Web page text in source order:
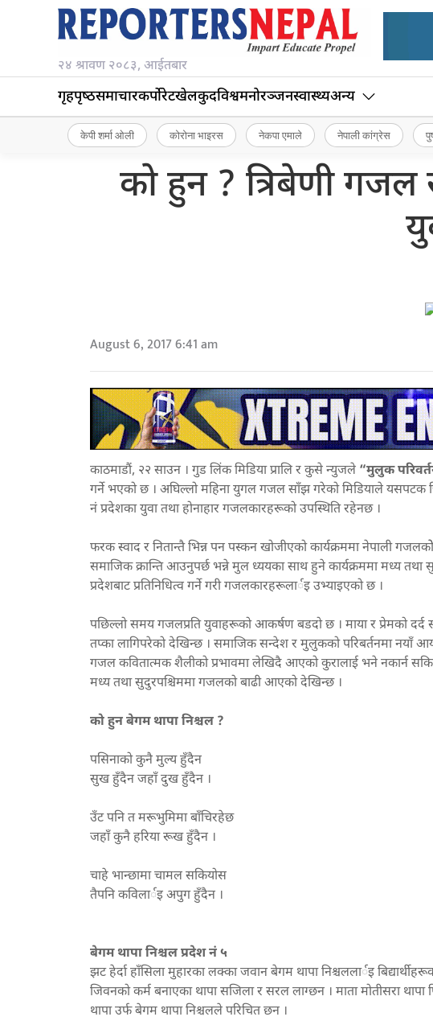
२४ श्रावण २०८३, आईतबार
गृहपृष्‍ठसमाचारकर्पोरेटखेलकुदविश्वमनोरञ्जनस्वास्थ्यअन्य
केपी शर्मा ओली कोरोना भाइरस नेकपा एमाले नेपाली कांग्रेस
को हुन ? त्रिबेणी गजल
August 6, 2017 6:41 am
काठमाडौं, २२ साउन । गुड लिंक मिडिया प्रालि र कुसे न्युजले “मुलुक
गर्ने भएको छ । अघिल्लो महिना युगल गजल साँझ गरेको मिडियाले यसपटक
नं प्रदेशका युवा तथा होनाहार गजलकारहरूको उपस्थिति रहेनछ ।
फरक स्वाद र नितान्तै भिन्न पन पस्कन खोजीएको कार्यक्रममा नेपाली
समाजिक क्रान्ति आउनुपर्छ भन्ने मुल ध्ययका साथ हुने कार्यक्रममा मध्य तथा
प्रदेशबाट प्रतिनिधित्व गर्ने गरी गजलकारहरूलार्इ उभ्याइएको छ ।
पछिल्लो समय गजलप्रति युवाहरूको आकर्षण बडदो छ । माया र प्रेमको दर्द
तप्का लागिपरेको देखिन्छ । समाजिक सन्देश र मुलुकको परिबर्तनमा नयाँ
गजल कवितात्मक शैलीको प्रभावमा लेखिदै आएको कुरालाई भने नकार्न
मध्य तथा सुदुरपश्चिममा गजलको बाढी आएको देखिन्छ ।
को हुन बेगम थापा निश्चल ?
पसिनाको कुनै मुल्य हुँदैन
सुख हुँदैन जहाँ दुख हुँदैन ।
उँट पनि त मरूभुमिमा बाँचिरहेछ
जहाँ कुनै हरिया रूख हुँदैन ।
चाहे भान्छामा चामल सकियोस
तैपनि कविलार्इ अपुग हुँदैन ।
बेगम थापा निश्चल प्रदेश नं ५
झट हेर्दा हाँसिला मुहारका लक्का जवान बेगम थापा निश्चललार्इ
जिवनको कर्म बनाएका थापा सजिला र सरल लाग्छन । माता मोतीसरा
थापा उर्फ बेगम थापा निश्चलले परिचित छन ।